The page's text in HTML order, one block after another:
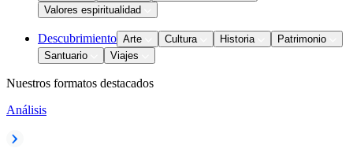
Valores espiritualidad
Descubrimiento Arte Cultura Historia
Patrimonio
Santuario
Viajes
Nuestros formatos destacados
Análisis